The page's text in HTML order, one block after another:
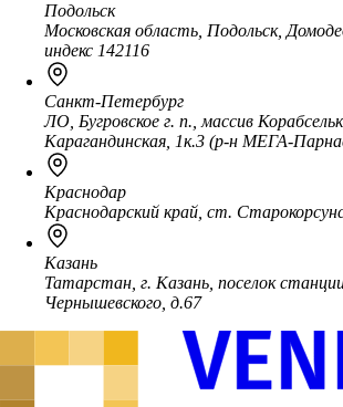
Подольск
Московская область, Подольск,
индекс 142116
Санкт-Петербург
ЛО, Бугровское г. п., массив
Карагандинская, 1к.3 (р-н МЕГА-
Краснодар
Краснодарский край, ст.
Казань
Татарстан, г. Казань, поселок
Чернышевского, д.67